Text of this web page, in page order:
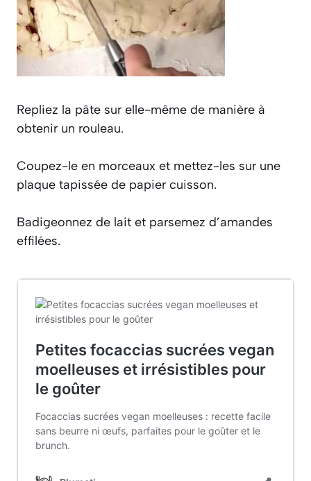
Repliez la pâte sur elle-même de manière à
obtenir un rouleau.
Coupez-le en morceaux et mettez-les sur une
plaque tapissée de papier cuisson.
Badigeonnez de lait et parsemez d’amandes
effilées.